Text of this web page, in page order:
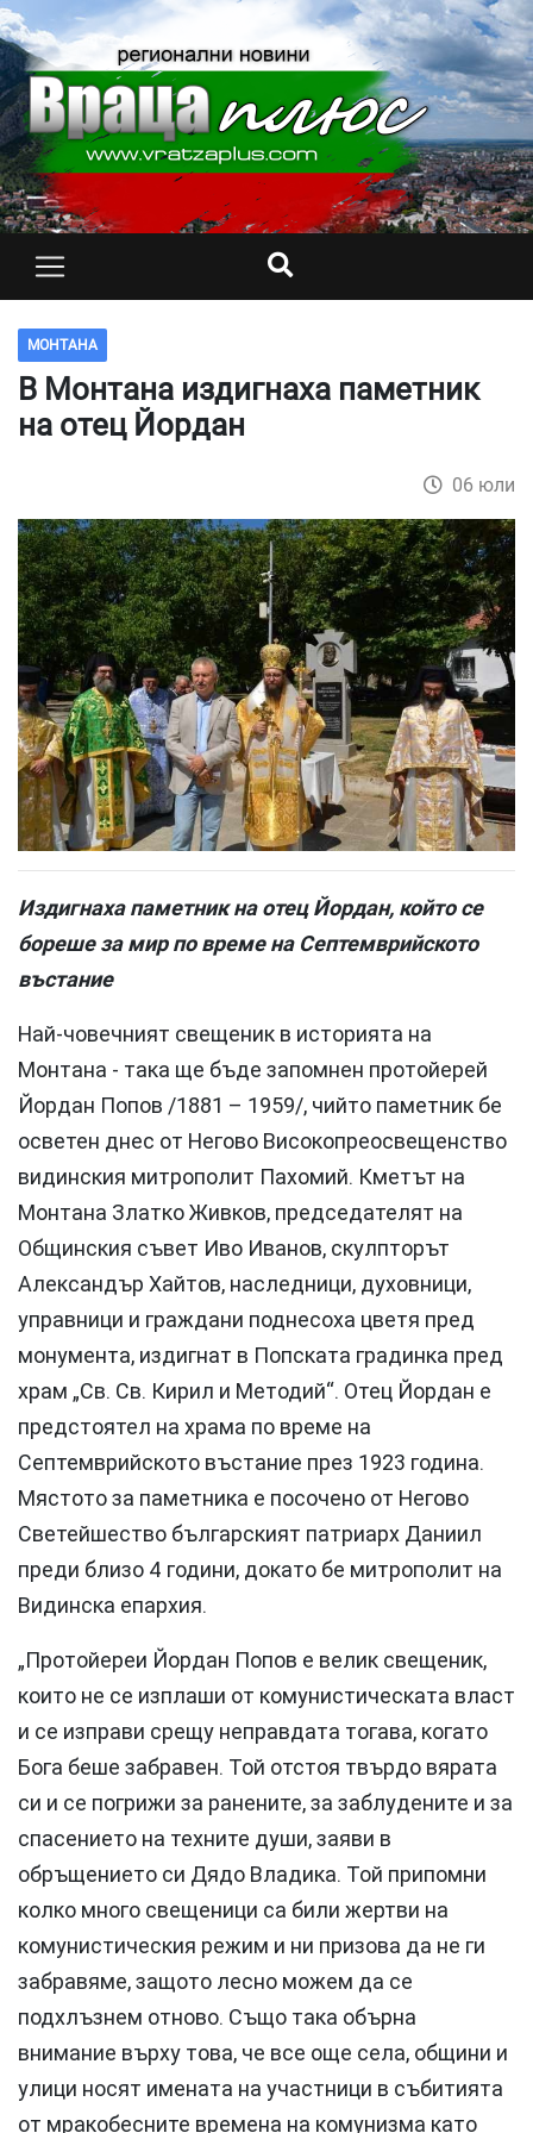
МОНТАНА
В Монтана издигнаха паметник
на отец Йордан
06 юли
Издигнаха паметник на отец Йордан, който се
бореше за мир по време на Септемврийското
въстание
Най-човечният свещеник в историята на
Монтана - така ще бъде запомнен протойерей
Йордан Попов /1881 – 1959/, чийто паметник бе
осветен днес от Негово Високопреосвещенство
видинския митрополит Пахомий. Кметът на
Монтана Златко Живков, председателят на
Общинския съвет Иво Иванов, скулпторът
Александър Хайтов, наследници, духовници,
управници и граждани поднесоха цветя пред
монумента, издигнат в Попската градинка пред
храм „Св. Св. Кирил и Методий“. Отец Йордан е
предстоятел на храма по време на
Септемврийското въстание през 1923 година.
Мястото за паметника е посочено от Негово
Светейшество българският патриарх Даниил
преди близо 4 години, докато бе митрополит на
Видинска епархия.
„Протойереи Йордан Попов е велик свещеник,
които не се изплаши от комунистическата власт
и се изправи срещу неправдата тогава, когато
Бога беше забравен. Той отстоя твърдо вярата
си и се погрижи за ранените, за заблудените и за
спасението на техните души, заяви в
обръщението си Дядо Владика. Той припомни
колко много свещеници са били жертви на
комунистическия режим и ни призова да не ги
забравяме, защото лесно можем да се
подхлъзнем отново. Също така обърна
внимание върху това, че все още села, общини и
улици носят имената на участници в събитията
от мракобесните времена на комунизма като